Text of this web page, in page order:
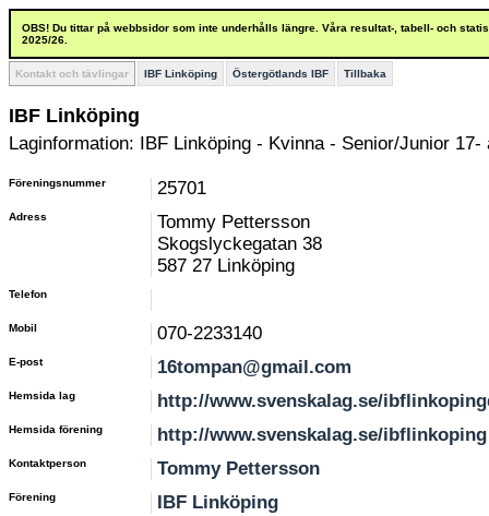
OBS! Du tittar på webbsidor som inte underhålls längre. Våra resultat-, tabell- och
2025/26.
Kontakt och tävlingar IBF Linköping Östergötlands IBF Tillbaka
IBF Linköping
Laginformation: IBF Linköping - Kvinna - Senior/Junior 17-
Föreningsnummer 25701
Adress
Tommy Pettersson
Skogslyckegatan 38
587 27 Linköping
Telefon
Mobil 070-2233140
E-post 16tompan@gmail.com
Hemsida lag http://www.svenskalag.se/
Hemsida förening http://www.svenskalag.se/ibflinkoping
Kontaktperson Tommy Pettersson
Förening IBF Linköping